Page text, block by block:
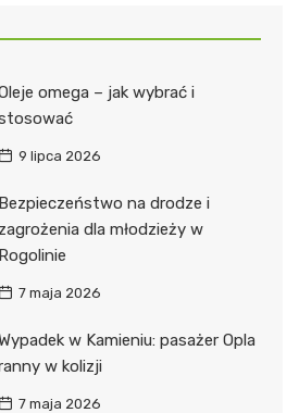
omega – jak wybrać i
9 lipca 2026
Bezpieczeństwo na drodze i
zagrożenia dla młodzieży w
Rogolinie
7 maja 2026
w Kamieniu: pasażer Opla
w kolizji
7 maja 2026